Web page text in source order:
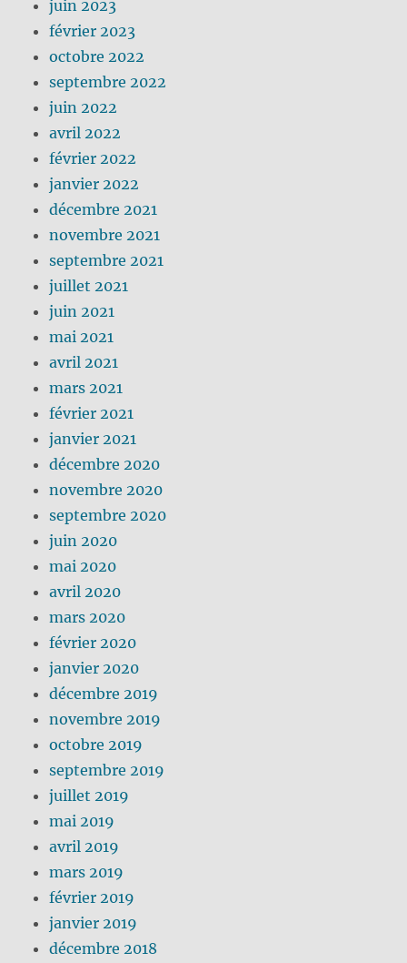
juin 2023
février 2023
octobre 2022
septembre 2022
juin 2022
avril 2022
février 2022
janvier 2022
décembre 2021
novembre 2021
septembre 2021
juillet 2021
juin 2021
mai 2021
avril 2021
mars 2021
février 2021
janvier 2021
décembre 2020
novembre 2020
septembre 2020
juin 2020
mai 2020
avril 2020
mars 2020
février 2020
janvier 2020
décembre 2019
novembre 2019
octobre 2019
septembre 2019
juillet 2019
mai 2019
avril 2019
mars 2019
février 2019
janvier 2019
décembre 2018